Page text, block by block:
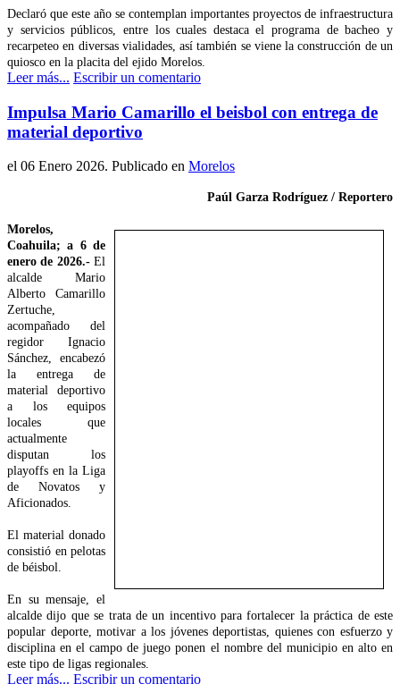
Declaró que este año se contemplan importantes proyectos de infraestructura
y servicios públicos, entre los cuales destaca el programa de bacheo y
recarpeteo en diversas vialidades, así también se viene la construcción de un
quiosco en la placita del ejido Morelos.
Leer más... Escribir un comentario
Impulsa Mario Camarillo el beisbol con entrega de
material deportivo
el 06 Enero 2026. Publicado en Morelos
Paúl Garza Rodríguez / Reportero
Morelos,
Coahuila; a 6 de
enero de 2026.- El
alcalde Mario
Alberto Camarillo
Zertuche,
acompañado del
regidor Ignacio
Sánchez, encabezó
la entrega de
material deportivo
a los equipos
locales que
actualmente
disputan los
playoffs en la Liga
de Novatos y
Aficionados.
El material donado
consistió en pelotas
de béisbol.
En su mensaje, el
alcalde dijo que se trata de un incentivo para fortalecer la práctica de este
popular deporte, motivar a los jóvenes deportistas, quienes con esfuerzo y
disciplina en el campo de juego ponen el nombre del municipio en alto en
este tipo de ligas regionales.
Leer más... Escribir un comentario